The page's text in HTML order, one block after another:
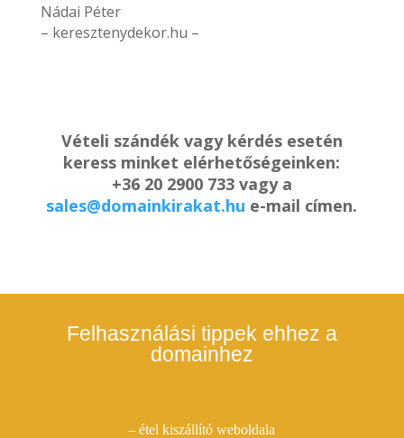
Nádai Péter
– keresztenydekor.hu –
Vételi szándék vagy kérdés esetén
keress minket elérhetőségeinken:
+36 20 2900 733 vagy a
sales@domainkirakat.hu e-mail címen.
Felhasználási tippek ehhez a
domainhez
– étel kiszállító weboldala